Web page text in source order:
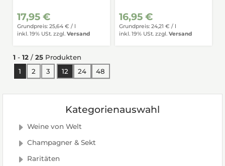
17,95 €
Grundpreis: 25,64 € /
inkl. 19% USt. zzgl. Versand
16,95 €
Grundpreis: 24,21 € /
inkl. 19% USt. zzgl. Versand
1 - 12 / 25 Produkten
1
2 3 12 24 48
Kategorienauswahl
Weine von Welt
Champagner & Sekt
Raritäten